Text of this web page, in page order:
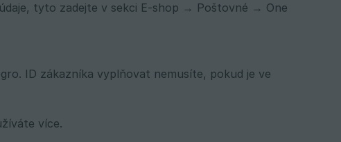
tyto zadejte v sekci E-shop → Poštovné → One
ID zákazníka vyplňovat nemusíte, pokud je ve
více.